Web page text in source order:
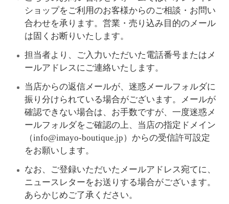
ショップをご利用のお客様からのご相談・お問い
合わせを承ります。営業・売り込み目的のメール
は固くお断りいたします。
担当者より、ご入力いただいた電話番号またはメ
ールアドレスにご連絡いたします。
当店からの返信メールが、迷惑メールフォルダに
振り分けられている場合がございます。メールが
確認できない場合は、お手数ですが、一度迷惑メ
ールフォルダをご確認の上、当店の指定ドメイン
（info@imayo-boutique.jp）からの受信許可設定
をお願いします。
なお、ご登録いただいたメールアドレス宛てに、
ニュースレターをお送りする場合がございます。
あらかじめご了承ください。